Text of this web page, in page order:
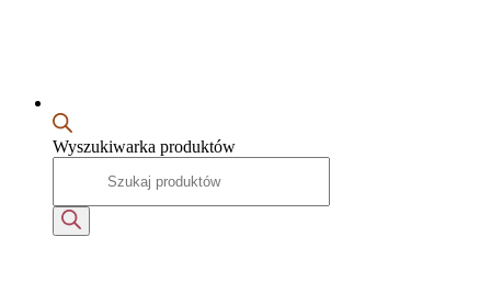
Wyszukiwarka produktów